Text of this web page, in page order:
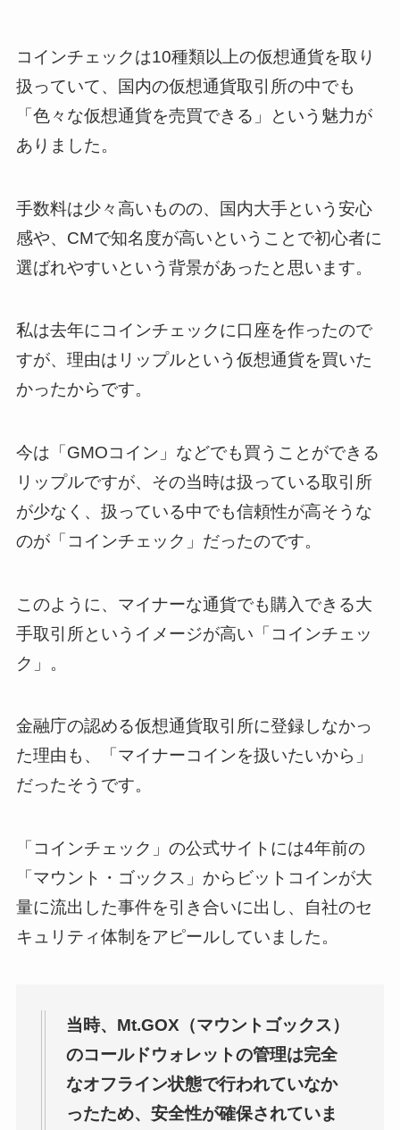
コインチェックは10種類以上の仮想通貨を取り
扱っていて、国内の仮想通貨取引所の中でも
「色々な仮想通貨を売買できる」という魅力が
ありました。
手数料は少々高いものの、国内大手という安心
感や、CMで知名度が高いということで初心者に
選ばれやすいという背景があったと思います。
私は去年にコインチェックに口座を作ったので
すが、理由はリップルという仮想通貨を買いた
かったからです。
今は「GMOコイン」などでも買うことができる
リップルですが、その当時は扱っている取引所
が少なく、扱っている中でも信頼性が高そうな
のが「コインチェック」だったのです。
このように、マイナーな通貨でも購入できる大
手取引所というイメージが高い「コインチェッ
ク」。
金融庁の認める仮想通貨取引所に登録しなかっ
た理由も、「マイナーコインを扱いたいから」
だったそうです。
「コインチェック」の公式サイトには4年前の
「マウント・ゴックス」からビットコインが大
量に流出した事件を引き合いに出し、自社のセ
キュリティ体制をアピールしていました。
当時、Mt.GOX（マウントゴックス）
のコールドウォレットの管理は完全
なオフライン状態で行われていなか
ったため、安全性が確保されていま